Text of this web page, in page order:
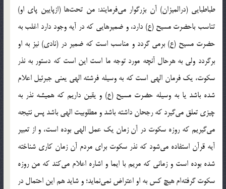
طباطبایی (درالمیزان) آن بزرگوار می‌فرمایند: من تحت‌ها (ازپایین پای او)
تناسب باحضرت مسیح (ع) دارد، و ضمیرهایی که در آیه وجود دارد اغلب به
حضرت مسیح (ع) برمی گردد و مناسب است که ضمیر در (نادی) نیز به او
برگردد ولی به هرحال آنچه مورد توجه ما است این است که دستور به نذر
سکوت، یک فرمان الهی است که به وسیله فرشته الهی یعنی جبرئیل اعلام
شده باشد یا به وسیله حضرت مسیح (ع) و یقین داریم که همیشه نذر به
چیزی تعلق می‌گیرد که رجحان داشته باشد و مطلوبیت الهی باشد پس نتیجه
می‌گیریم که روزه سکوت در آن زمان یک عمل الهی بوده است، و از تعبیر
آیه قرآن استفاده می‌شود که نذر سکوت برای مردم آن زمان کاری شناخته
شده بوده است و زمانی که مریم با ایما و اشاره اعلام می‌کند که من روزه
سکوت گرفته‌ام هیچ کس به او اعتراض نمی‌نماید؛ و شاید هم این احتمال در